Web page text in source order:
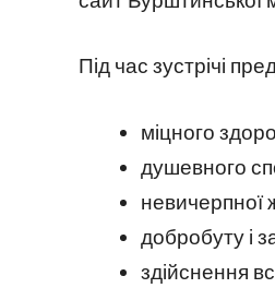
Під час зустрічі
міцного
душевного
невичерпної
добробуту і
здійснення